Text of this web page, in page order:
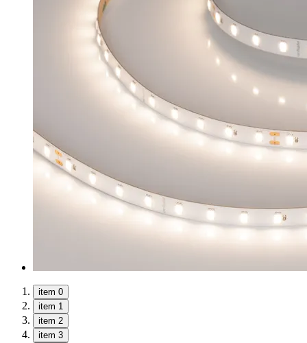
item 0
item 1
item 2
item 3